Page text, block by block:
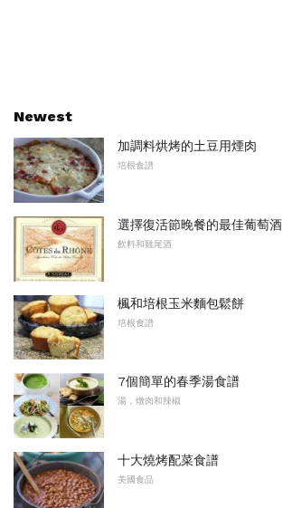
Newest
加調料烘烤的土豆用煙肉
培根食譜
選擇復活節晚餐的最佳葡萄酒
飲料和雞尾酒
楓和培根玉米麵包鬆餅
培根食譜
7個簡單的春季湯食譜
湯，燉肉和辣椒
十大燒烤配菜食譜
美國食品